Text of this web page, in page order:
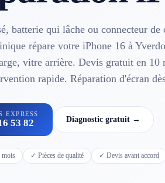
téléphone par marque
batterie qui lâche ou connecteur
répare votre iPhone 16 à
vitre arrière. Devis gratuit en 10
rapide. Réparation d'écran
EXPRESS
53 82 Diagnostic gratuit →
mois ✓ Pièces de qualité ✓ Devis avant accord